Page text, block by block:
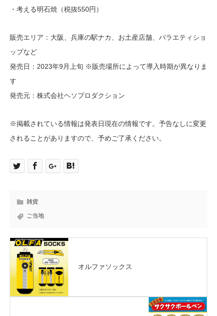
・考える明石焼（税抜550円）
販売エリア：大阪、兵庫の駅ナカ、お土産店舗、バラエティショ
ップなど
発売日：2023年9月上旬 ※販売場所によって導入時期が異なりま
す
発売元：株式会社ヘソプロダクション
※掲載されている情報は発表日現在の情報です。予告なしに変更
されることがありますので、予めご了承ください。
雑貨
ご当地
オルファソックス